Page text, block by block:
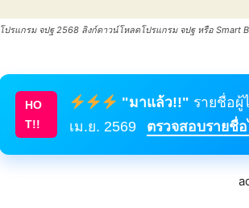
โปรแกรม จปฐ 2568 ลิงก์ดาวน์โหลดโปรแกรม จปฐ หรือ
HO
T!!
"มาแล้ว!!" รายชื่อผู้
เม.ย. 2569
ตรวจสอบรายชื่